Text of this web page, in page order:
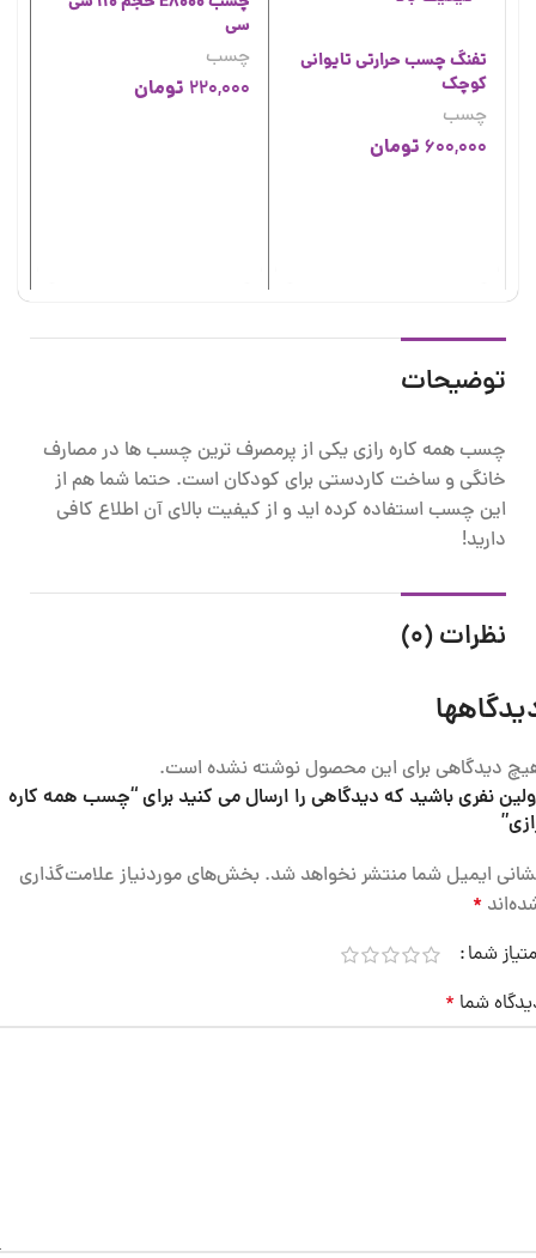
تفنگ چسب حرارتی تایوانی
کوچک
چسب
600,000 تومان
سی
چسب
220,000 تومان
توضیحات
چسب همه کاره رازی یکی از پرمصرف ترین چسب ها در مصارف
خانگی و ساخت کاردستی برای کودکان است. حتما شما هم از
این چسب استفاده کرده اید و از کیفیت بالای آن اطلاع کافی
دارید!
نظرات (0)
دیدگاهی برای این محصول نوشته نشده است.
نفری باشید که دیدگاهی را ارسال می کنید برای “چسب همه کاره
ایمیل شما منتشر نخواهد شد. بخش‌های موردنیاز علامت‌گذاری
*
شما
شما *